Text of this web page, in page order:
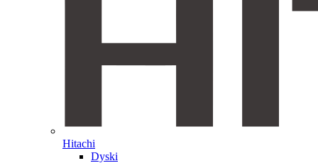
Hitachi
Dyski